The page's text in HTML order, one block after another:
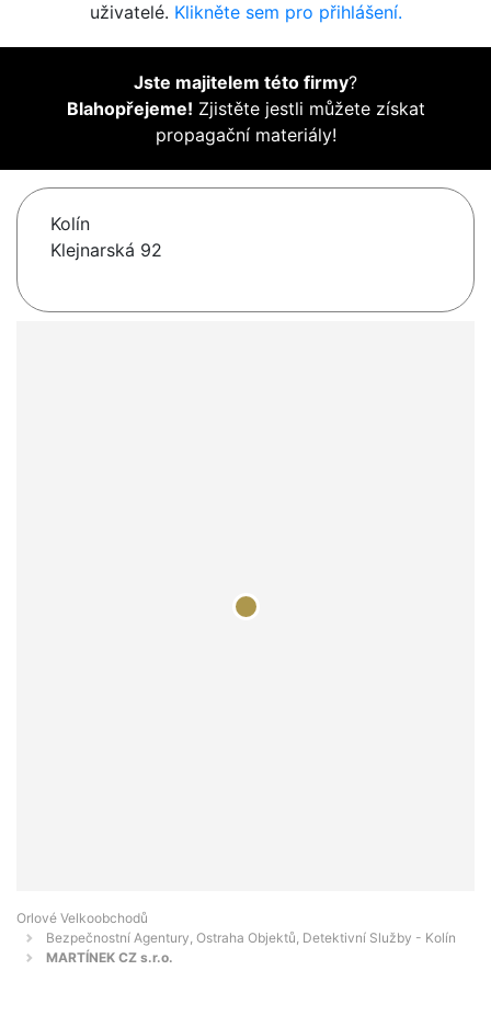
uživatelé. Klikněte sem pro přihlášení.
Jste majitelem této firmy?
Blahopřejeme! Zjistěte jestli můžete získat
propagační materiály!
Kolín
Klejnarská 92
Orlové Velkoobchodů
Bezpečnostní Agentury, Ostraha Objektů, Detektivní Služby - Kolín
MARTÍNEK CZ s.r.o.